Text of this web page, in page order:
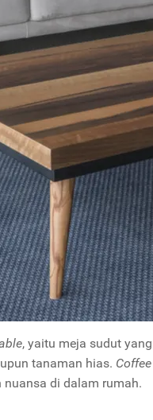
, yaitu meja sudut
tanaman hias.
nuansa di dalam rumah.